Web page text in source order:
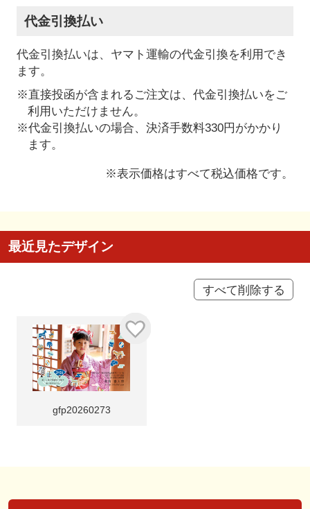
代金引換払い
代金引換払いは、ヤマト運輸の代金引換を利用でき
ます。
※直接投函が含まれるご注文は、代金引換払いをご
利用いただけません。
※代金引換払いの場合、決済手数料330円がかかり
ます。
※表示価格はすべて税込価格です。
最近見たデザイン
すべて削除する
gfp20260273